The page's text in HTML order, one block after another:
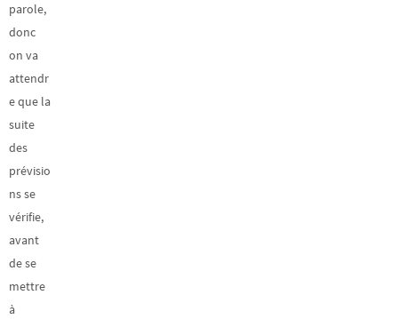
parole,
donc
on va
attendr
e que la
suite
des
prévisio
ns se
vérifie,
avant
de se
mettre
à